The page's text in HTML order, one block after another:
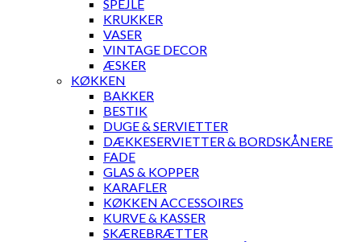
SPEJLE
KRUKKER
VASER
VINTAGE DECOR
ÆSKER
KØKKEN
BAKKER
BESTIK
DUGE & SERVIETTER
DÆKKESERVIETTER & BORDSKÅNERE
FADE
GLAS & KOPPER
KARAFLER
KØKKEN ACCESSOIRES
KURVE & KASSER
SKÆREBRÆTTER